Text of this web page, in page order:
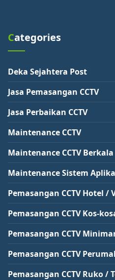
Categories
Deka Sejahtera Post
Jasa Pemasangan CCTV
Jasa Perbaikan CCTV
Maintenance CCTV
Maintenance CCTV Berkala
Maintenance Sistem
Pemasangan CCTV Hotel /
Pemasangan CCTV Kos-
Pemasangan CCTV
Pemasangan CCTV
Pemasangan CCTV Ruko /